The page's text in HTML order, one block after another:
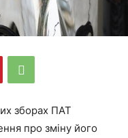
зборах ПАТ
про зміну його